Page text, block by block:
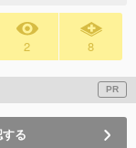
2 8
PR
る